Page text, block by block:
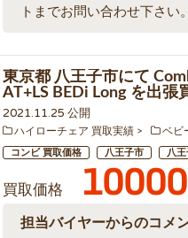
トまでお問い合わせ下さい。
東京都 八王子市にて
AT+LS BEDi Long を出張
2021.11.25 公開
ハイローチェア 買取実績 ベビ
コンビ 買取価格 八王子市 八
買取価格 10000
担当バイヤーからのコメ